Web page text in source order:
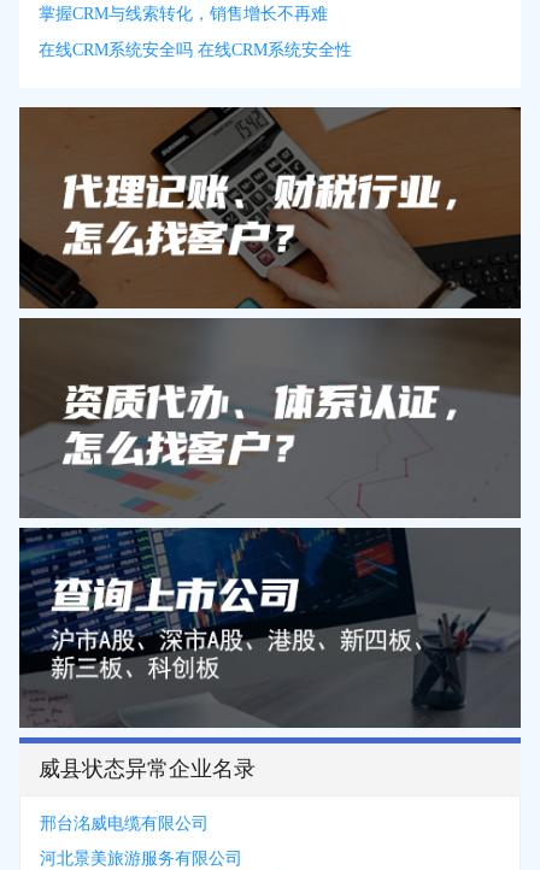
掌握CRM与线索转化，销售增长不再难
在线CRM系统安全吗 在线CRM系统安全性
威县状态异常企业名录
邢台洺威电缆有限公司
河北景美旅游服务有限公司